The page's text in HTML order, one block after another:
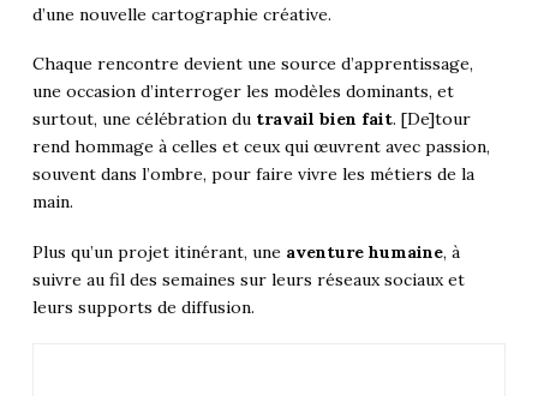
d’une nouvelle cartographie créative.
Chaque rencontre devient une source d’apprentissage,
une occasion d’interroger les modèles dominants, et
surtout, une célébration du travail bien fait. [De]tour
rend hommage à celles et ceux qui œuvrent avec passion,
souvent dans l’ombre, pour faire vivre les métiers de la
main.
Plus qu’un projet itinérant, une aventure humaine, à
suivre au fil des semaines sur leurs réseaux sociaux et
leurs supports de diffusion.